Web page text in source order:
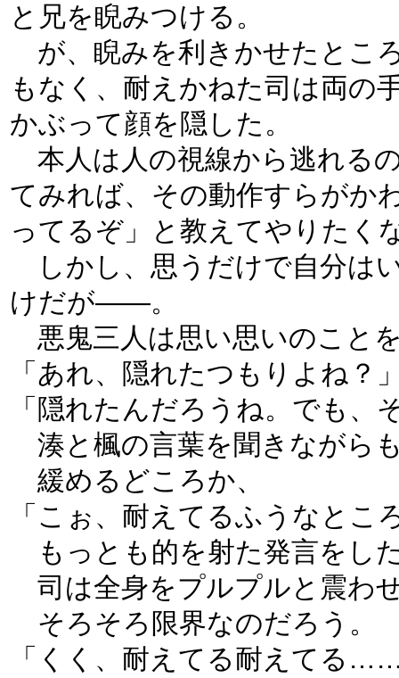
と兄を睨みつける。
が、睨みを利きかせたとこ
もなく、耐えかねた司は両の
かぶって顔を隠した。
本人は人の視線から逃れる
てみれば、その動作すらがか
ってるぞ」と教えてやりたく
しかし、思うだけで自分は
けだが――。
悪鬼三人は思い思いのこと
「あれ、隠れたつもりよね？
「隠れたんだろうね。でも
湊と楓の言葉を聞きながら
緩めるどころか、
「こぉ、耐えてるふうなとこ
もっとも的を射た発言をし
司は全身をプルプルと震わ
そろそろ限界なのだろう。
「くく、耐えてる耐えてる